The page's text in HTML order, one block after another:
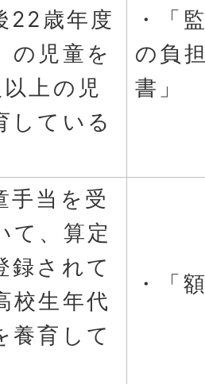
22歳年度
の児童を
上の児
している
・「
の負
書」
手当を受
て、算定
録されて
校生年代
養育して
・「